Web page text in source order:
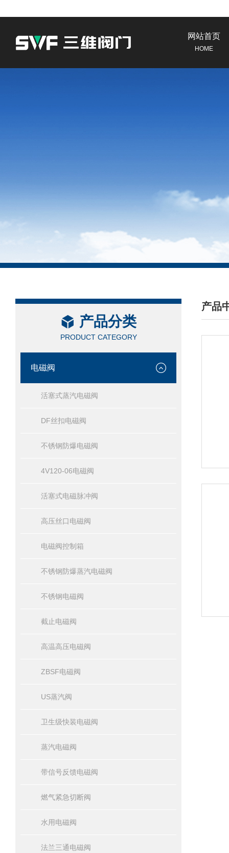
网站首页
HOME
产品分类
PRODUCT CATEGORY
电磁阀
活塞式蒸汽电磁阀
DF丝扣电磁阀
不锈钢防爆电磁阀
4V120-06电磁阀
活塞式电磁脉冲阀
高压丝口电磁阀
电磁阀控制箱
不锈钢防爆蒸汽电磁阀
不锈钢电磁阀
截止电磁阀
高温高压电磁阀
ZBSF电磁阀
US蒸汽阀
卫生级快装电磁阀
蒸汽电磁阀
带信号反馈电磁阀
燃气紧急切断阀
水用电磁阀
法兰三通电磁阀
产品
/